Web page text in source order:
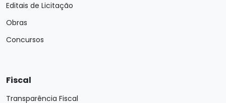
Editais de Licitação
Obras
Concursos
Fiscal
Transparência Fiscal